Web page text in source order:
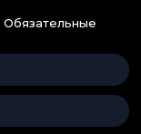
Обязательные